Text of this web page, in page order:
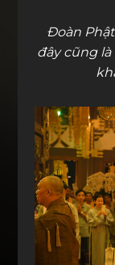
Đoàn
đây cũng